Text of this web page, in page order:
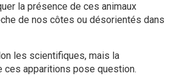
la présence de ces animaux
de nos côtes ou désorientés dans
les scientifiques, mais la
ces apparitions pose question.